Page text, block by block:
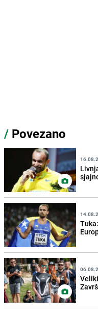
/ Povezano